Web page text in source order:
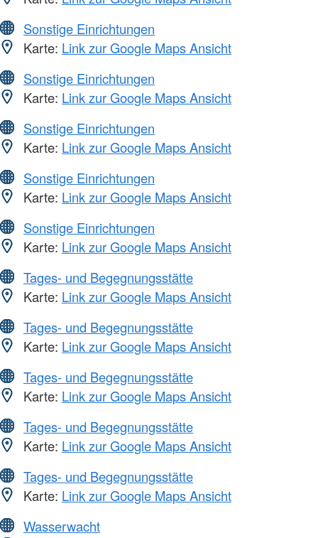
Sonstige Einrichtungen
Karte: Link zur Google Maps Ansicht
Sonstige Einrichtungen
Karte: Link zur Google Maps Ansicht
Sonstige Einrichtungen
Karte: Link zur Google Maps Ansicht
Sonstige Einrichtungen
Karte: Link zur Google Maps Ansicht
Sonstige Einrichtungen
Karte: Link zur Google Maps Ansicht
Tages- und Begegnungsstätte
Karte: Link zur Google Maps Ansicht
Tages- und Begegnungsstätte
Karte: Link zur Google Maps Ansicht
Tages- und Begegnungsstätte
Karte: Link zur Google Maps Ansicht
Tages- und Begegnungsstätte
Karte: Link zur Google Maps Ansicht
Tages- und Begegnungsstätte
Karte: Link zur Google Maps Ansicht
Wasserwacht